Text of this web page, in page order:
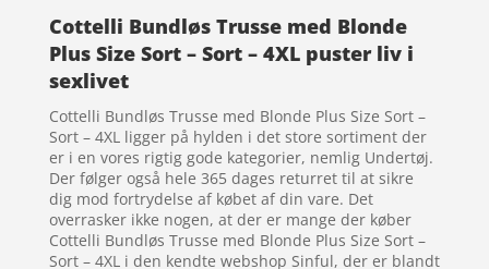
Cottelli Bundløs Trusse med Blonde
Plus Size Sort – Sort – 4XL puster liv i
sexlivet
Cottelli Bundløs Trusse med Blonde Plus Size Sort –
Sort – 4XL ligger på hylden i det store sortiment der
er i en vores rigtig gode kategorier, nemlig Undertøj.
Der følger også hele 365 dages returret til at sikre
dig mod fortrydelse af købet af din vare. Det
overrasker ikke nogen, at der er mange der køber
Cottelli Bundløs Trusse med Blonde Plus Size Sort –
Sort – 4XL i den kendte webshop Sinful, der er blandt